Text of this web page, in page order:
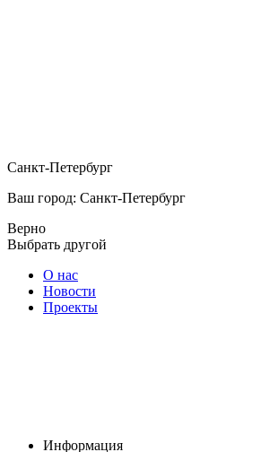
Санкт-Петербург
Ваш город: Санкт-Петербург
Верно
Выбрать другой
О нас
Новости
Проекты
Информация